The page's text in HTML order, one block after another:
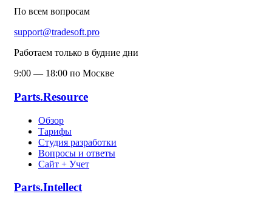
По всем вопросам
support@tradesoft.pro
Работаем только в будние дни
9:00 — 18:00 по Москве
Parts.Resource
Обзор
Тарифы
Студия разработки
Вопросы и ответы
Сайт + Учет
Parts.Intellect